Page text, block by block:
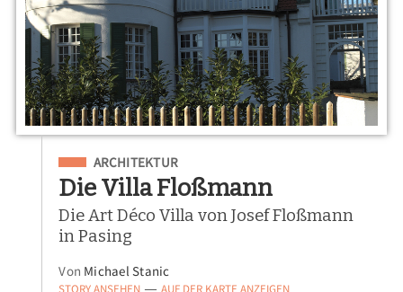
Eingeordnet unter
ARCHITEKTUR
Die Villa Floßmann
Die Art Déco Villa von Josef Floßmann
in Pasing
Von Michael Stanic
STORY ANSEHEN — AUF DER KARTE ANZEIGEN